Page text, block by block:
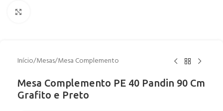
Início/Mesas/Mesa Complemento
Mesa Complemento PE 40 Pandin 90 Cm
Grafito e Preto